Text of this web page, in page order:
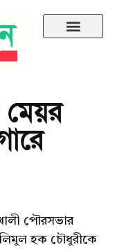
মেয়র
পৌরসভার
হক চৌধুরীকে